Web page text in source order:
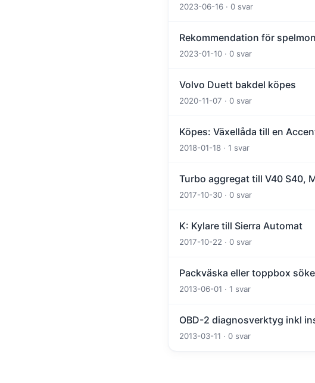
2023-06-16 · 0 svar
Rekommendation för
2023-01-10 · 0 svar
Volvo Duett bakdel köpes
2020-11-07 · 0 svar
Köpes: Växellåda till en
2018-01-18 · 1 svar
Turbo aggregat till V40 S40,
2017-10-30 · 0 svar
K: Kylare till Sierra Automat
2017-10-22 · 0 svar
Packväska eller toppbox
2013-06-01 · 1 svar
OBD-2 diagnosverktyg inkl
2013-03-11 · 0 svar